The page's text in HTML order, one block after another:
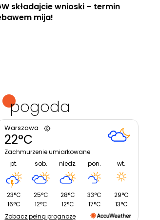
składajcie wnioski – termin
mija!
pogoda
Warszawa
22°C
Zachmurzenie umiarkowane
pt.
23°C
16°C
sob.
25°C
12°C
niedz.
28°C
12°C
pon.
33°C
17°C
wt.
29°C
13°C
Zobacz pełną prognozę